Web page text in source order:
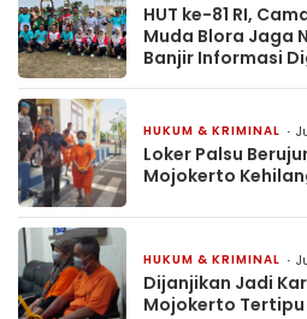
HUT ke-81 RI,
Muda Blora Jaga
Banjir Informasi
HUKUM & KRIMINAL
Loker Palsu
Mojokerto
HUKUM & KRIMINAL
Dijanjikan Jadi
Mojokerto